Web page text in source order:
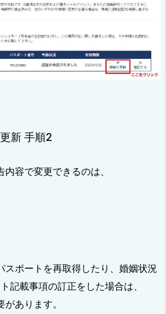
新 手順2
容で変更できるのは、
スポートを再取得したり、婚姻状況
記載事項の訂正をした場合は、
あります。